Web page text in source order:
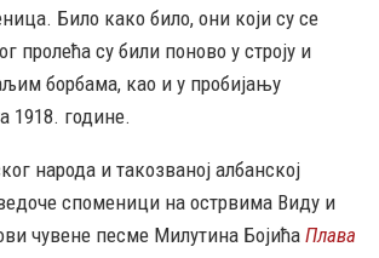
Било како било, они који су се
пролећа су били поново у строју и
борбама, као и у пробијању
1918. године.
народа и такозваној албанској
споменици на острвима Виду и
чувене песме Милутина Бојића Плава